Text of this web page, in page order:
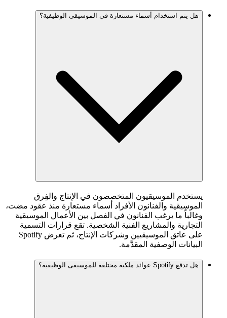
هل يتم استخدام أسماء مستعارة في الموسيقى الوظيفية؟
يستخدم الموسيقيون المتخصصون في الإنتاج والفِرق
الموسيقية والفنانون الأفراد أسماء مستعارة منذ عقود مضت،
وغالباً ما يرغب الفنانون في الفصل بين الأعمال الموسيقية
التجارية والمشاريع الفنية الشخصية. تقع قرارات التسمية
على عاتق الموسيقيين وشركات الإنتاج، ثم تعرض Spotify
البيانات الوصفية المقدَّمة.
هل تدفع Spotify عوائد ملكية مختلفة للموسيقى الوظيفية؟